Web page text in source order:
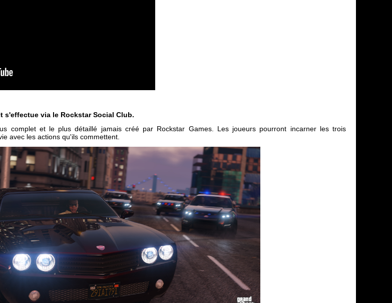
via le Rockstar Social Club.
complet et le plus détaillé jamais créé par Rockstar Games. Les joueurs pourront incarner les trois
avec les actions qu'ils commettent.